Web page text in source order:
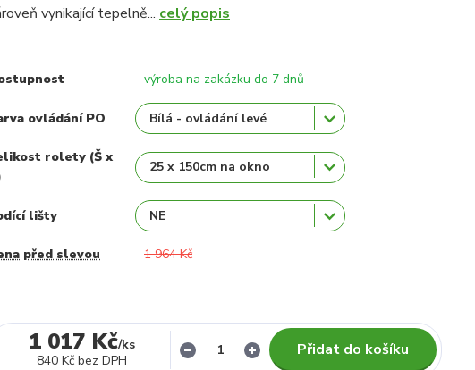
vynikající tepelně... celý popis
výroba na zakázku do 7 dnů
ovládání PO
rolety (Š x
lišty
před slevou 1 964 Kč
1 017 Kč/ks
840 Kč bez DPH
Přidat do košíku